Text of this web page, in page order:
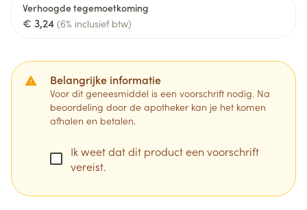
Verhoogde tegemoetkoming
€ 3,24 (6% inclusief btw)
Belangrijke informatie
Voor dit geneesmiddel is een voorschrift nodig. Na
beoordeling door de apotheker kan je het komen
afhalen en betalen.
Ik weet dat dit product een voorschrift
vereist.